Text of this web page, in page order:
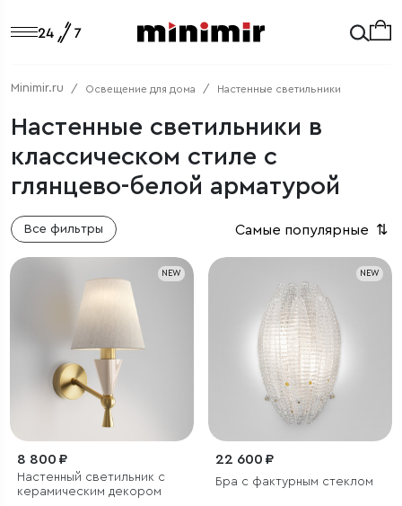
Minimir.ru Освещение для дома Настенные светильники
Настенные светильники в
классическом стиле с
глянцево-белой арматурой
Все фильтры Самые популярные ⇅
NEW
8 800 ₽
Настенный светильник с
керамическим декором
NEW
22 600 ₽
Бра с фактурным стеклом